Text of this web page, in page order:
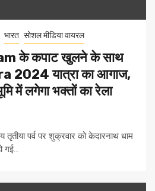
भारत सोशल मीडिया वायरल
के कपाट खुलने के साथ
2024 यात्रा का आगाज,
में लगेगा भक्‍तों का रेला
तृतीया पर्व पर शुक्रवार को केदारनाथ धाम